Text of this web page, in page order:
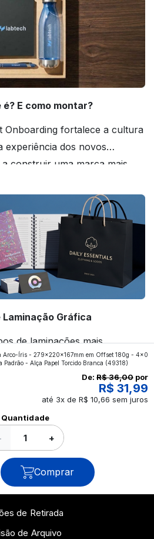
E como montar?
Onboarding fortalece a cultura
experiência dos novos
construir uma marca mais
Gráfica
de laminações mais
da gráfica FuturaIM? Então,
revelar para você!
Arco-Íris - 279x220x167mm em Offset 180g - 4x0
Padrão - Alça Papel Torcido Branca (49318)
De: R$ 36,00 por
R$ 31,99
até 3x de R$ 10,66 sem juros
Quantidade
+
Comprar
de Retirada
de Arquivo